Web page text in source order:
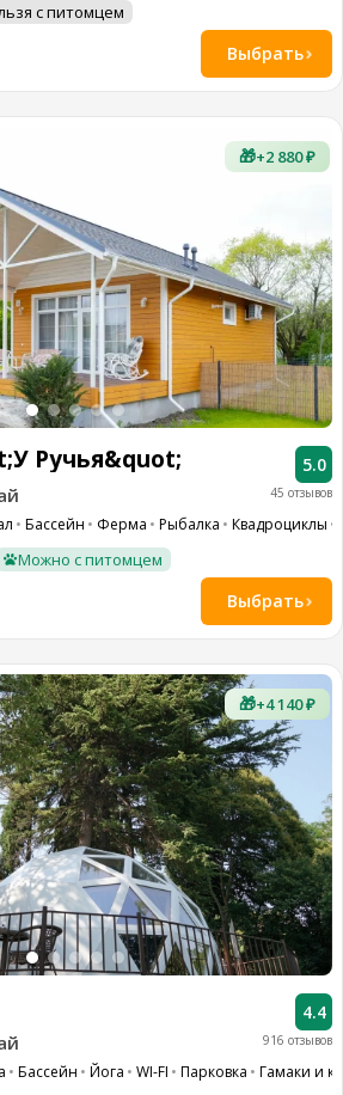
с питомцем
Выбрать
🎁+2 880 ₽
45 отзывов
5.0
Ручья&quot;
Бассейн Ферма Рыбалка Квадроциклы
Можно с питомцем
Выбрать
🎁+4 140 ₽
916 отзывов
4.4
Бассейн Йога WI-FI Парковка Гамаки и